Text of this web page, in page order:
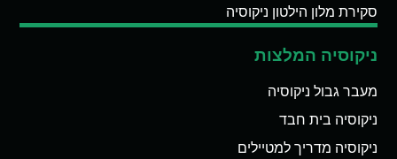
סקירת מלון הילטון ניקוסיה
ניקוסיה המלצות
מעבר גבול ניקוסיה
ניקוסיה בית חבד
ניקוסיה מדריך למטיילים